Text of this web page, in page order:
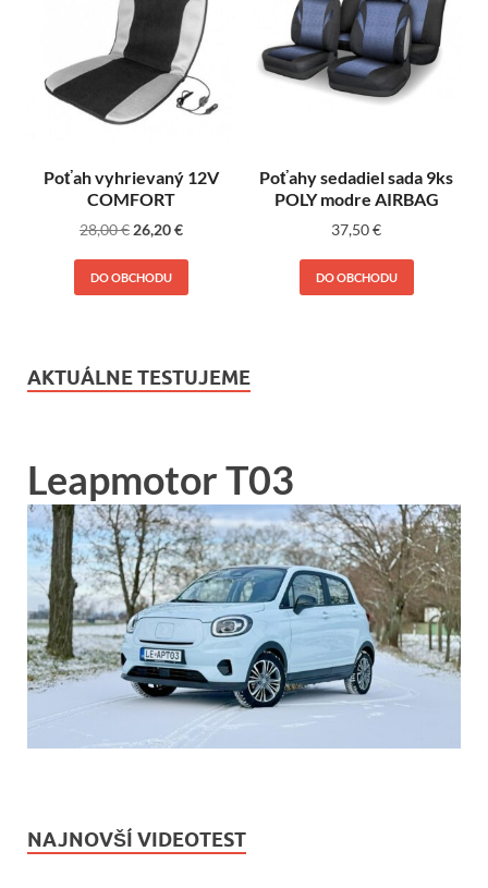
Poťah vyhrievaný 12V
COMFORT
28,00€ 26,20€
DO OBCHODU
Poťahy sedadiel sada 9ks
POLY modre AIRBAG
37,50€
DO OBCHODU
AKTUÁLNE TESTUJEME
Leapmotor T03
NAJNOVŠÍ VIDEOTEST